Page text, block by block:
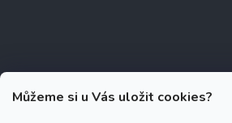
Můžeme si u Vás uložit cookies?